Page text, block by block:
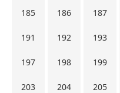
185 186 187
191 192 193
197 198 199
203 204 205